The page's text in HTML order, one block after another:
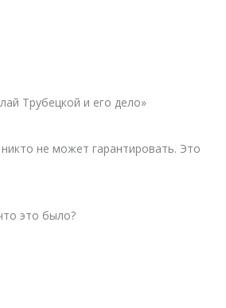
Трубецкой и его дело»
не может гарантировать. Это
это было?